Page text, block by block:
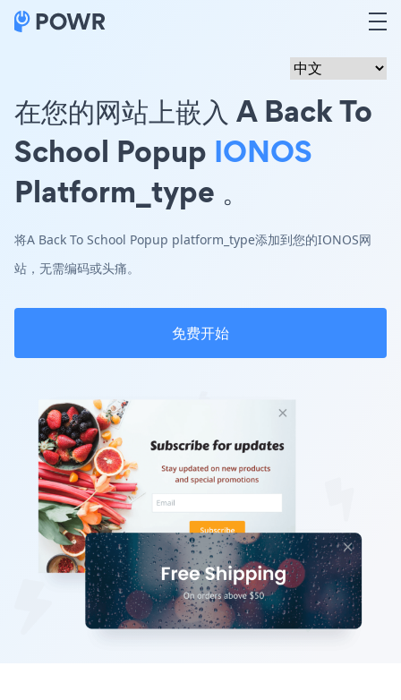
在您的网站上嵌入 A Back To
School Popup IONOS
Platform_type 。
将A Back To School Popup platform_type添加到您的IONOS网
站，无需编码或头痛。
免费开始